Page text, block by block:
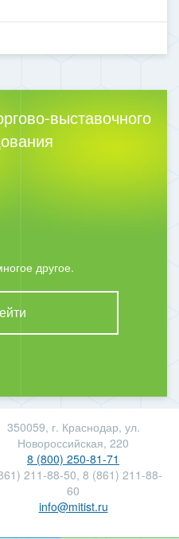
выставочного
другое.
350059, г. Краснодар, ул.
Новороссийская, 220
8 (800) 250-81-71
211-88-50, 8 (861) 211-88-
60
info@mitist.ru